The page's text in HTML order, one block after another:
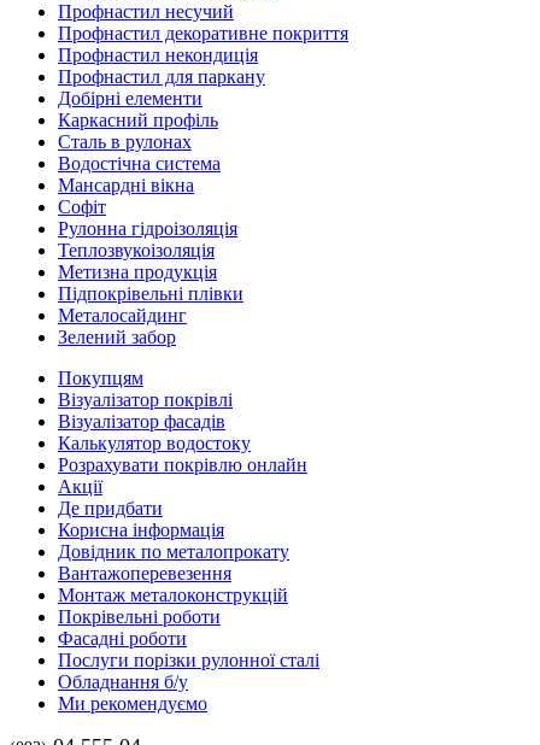
Профнастил несучий
Профнастил декоративне покриття
Профнастил некондиція
Профнастил для паркану
Добірні елементи
Каркасний профіль
Сталь в рулонах
Водостічна система
Мансардні вікна
Софіт
Рулонна гідроізоляція
Теплозвукоізоляція
Метизна продукція
Підпокрівельні плівки
Металосайдинг
Зелений забор
Покупцям
Візуалізатор покрівлі
Візуалізатор фасадів
Калькулятор водостоку
Розрахувати покрівлю онлайн
Акції
Де придбати
Корисна інформація
Довідник по металопрокату
Вантажоперевезення
Монтаж металоконструкцій
Покрівельні роботи
Фасадні роботи
Послуги порізки рулонної сталі
Обладнання б/у
Ми рекомендуємо